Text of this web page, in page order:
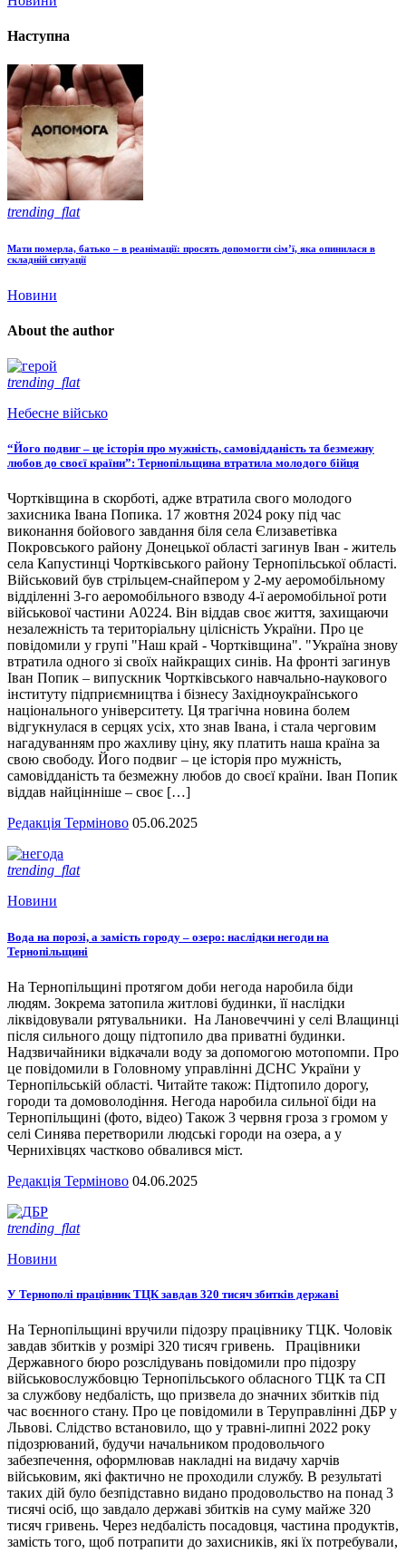
Наступна
trending_flat
Мати померла, батько – в реанімації: просять допомогти сім’ї, яка опинилася в
складній ситуації
Новини
About the author
trending_flat
Небесне військо
“Його подвиг – це історія про мужність, самовідданість та безмежну
любов до своєї країни”: Тернопільщина втратила молодого бійця
Чортківщина в скорботі, адже втратила свого молодого
захисника Івана Попика. 17 жовтня 2024 року під час
виконання бойового завдання біля села Єлизаветівка
Покровського району Донецької області загинув Іван - житель
села Капустинці Чортківського району Тернопільської області.
Військовий був стрільцем-снайпером у 2-му аеромобільному
відділенні 3-го аеромобільного взводу 4-ї аеромобільної роти
військової частини А0224. Він віддав своє життя, захищаючи
незалежність та територіальну цілісність України. Про це
повідомили у групі "Наш край - Чортківщина". "Україна знову
втратила одного зі своїх найкращих синів. На фронті загинув
Іван Попик – випускник Чортківського навчально-наукового
інституту підприємництва і бізнесу Західноукраїнського
національного університету. Ця трагічна новина болем
відгукнулася в серцях усіх, хто знав Івана, і стала черговим
нагадуванням про жахливу ціну, яку платить наша країна за
свою свободу. Його подвиг – це історія про мужність,
самовідданість та безмежну любов до своєї країни. Іван Попик
віддав найцінніше – своє […]
Редакція Терміново 05.06.2025
trending_flat
Новини
Вода на порозі, а замість городу – озеро: наслідки негоди на
Тернопільщині
На Тернопільщині протягом доби негода наробила біди
людям. Зокрема затопила житлові будинки, її наслідки
ліквідовували рятувальники. На Лановеччині у селі Влащинці
після сильного дощу підтопило два приватні будинки.
Надзвичайники відкачали воду за допомогою мотопомпи. Про
це повідомили в Головному управлінні ДСНС України у
Тернопільській області. Читайте також: Підтопило дорогу,
городи та домоволодіння. Негода наробила сильної біди на
Тернопільщині (фото, відео) Також 3 червня гроза з громом у
селі Синява перетворили людські городи на озера, а у
Чернихівцях частково обвалився міст.
Редакція Терміново 04.06.2025
trending_flat
Новини
У Тернополі працівник ТЦК завдав 320 тисяч збитків державі
На Тернопільщині вручили підозру працівнику ТЦК. Чоловік
завдав збитків у розмірі 320 тисяч гривень. Працівники
Державного бюро розслідувань повідомили про підозру
військовослужбовцю Тернопільського обласного ТЦК та СП
за службову недбалість, що призвела до значних збитків під
час воєнного стану. Про це повідомили в Теруправлінні ДБР у
Львові. Слідство встановило, що у травні-липні 2022 року
підозрюваний, будучи начальником продовольчого
забезпечення, оформлював накладні на видачу харчів
військовим, які фактично не проходили службу. В результаті
таких дій було безпідставно видано продовольство на понад 3
тисячі осіб, що завдало державі збитків на суму майже 320
тисяч гривень. Через недбалість посадовця, частина продуктів,
замість того, щоб потрапити до захисників, які їх потребували,